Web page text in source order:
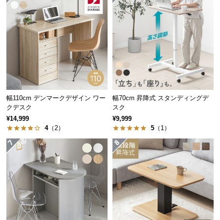
経
路
に
返
品・
キ
ャ
ン
セ
に
い
て
素材感あふれる美しい木目調
シンプルなデザインに映える美しい木目調。木の風
合いが感じられる表情豊かな仕上がりです。
幅110cm デンマークデザイン ワー
クデスク
¥14,999
4（2）
幅70cm 昇降式 スタンディングデ
スク
¥9,999
5 （1）